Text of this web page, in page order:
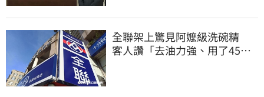
全聯架上驚見阿嬤級洗碗精
客人讚「去油力強、用了45